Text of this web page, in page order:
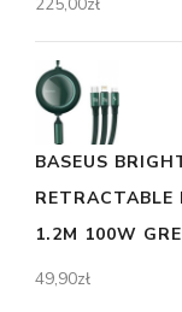
BASEUS
1.2M 100W
49,90zł